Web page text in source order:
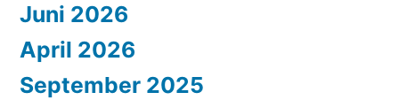
Juni 2026
April 2026
September 2025